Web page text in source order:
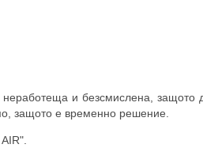
и безсмислена, защото
защото е временно решение.